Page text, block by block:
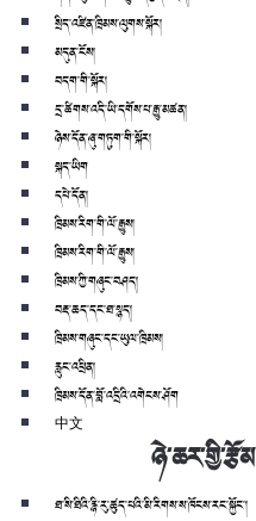
སྲིད་འཛིན་ཁྲིམས་ལུགས་སྐོར།
མདུན་ངོས།
བདག་གི་སྐོར།
དྲ་ཚིགས་འདི་ཡི་དགོས་པ་རྒྱུ་མཚན།
ཉེས་དོན་ཞུ་གཏུག་གི་སྐོར།
སྐད་ཡིག
དཔེ་དོན།
ཁྲིམས་རིག་གི་ལོ་རྒྱུས།
ཁྲིམས་རིག་གི་ལོ་རྒྱུས།
ཁྲིམས་ཀྱི་གཞུང་བཤད།
བརྡ་ཆད་དང་ཐ་སྙད།
ཁྲིམས་གཞུང་དང་ཡུལ་ཁྲིམས།
རླུང་འཕྲིན།
ཁྲིམས་དོན་བློ་འདྲིའི་འགེངས་ཤོག
中文
ཉེ་ཆར་གྱི་རྩོམ
ཐ་སི་ཐིའི་རྙི་རུ་ཚུད་པའི་མི་རིགས་ས་ཁོངས་རང་སྐྱོང་།